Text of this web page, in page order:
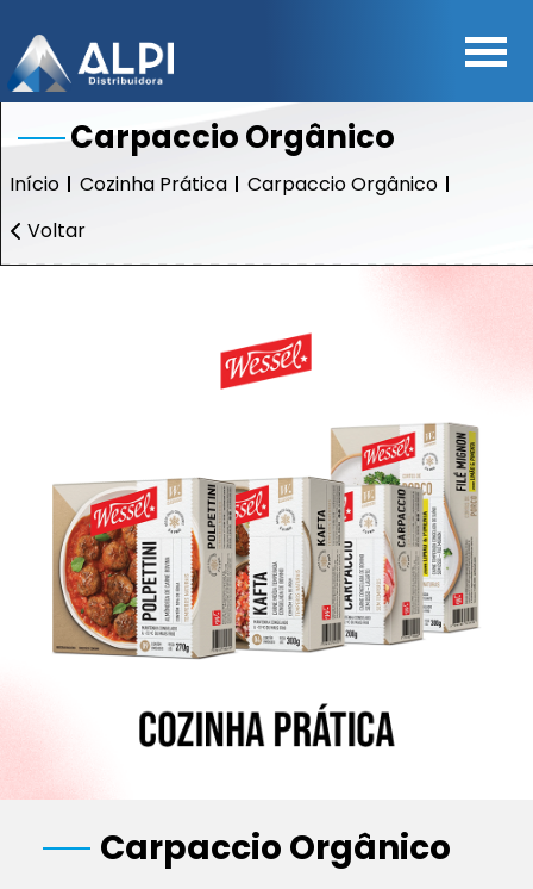
Carpaccio Orgânico
Início Cozinha Prática
Carpaccio Orgânico
Voltar
Carpaccio Orgânico